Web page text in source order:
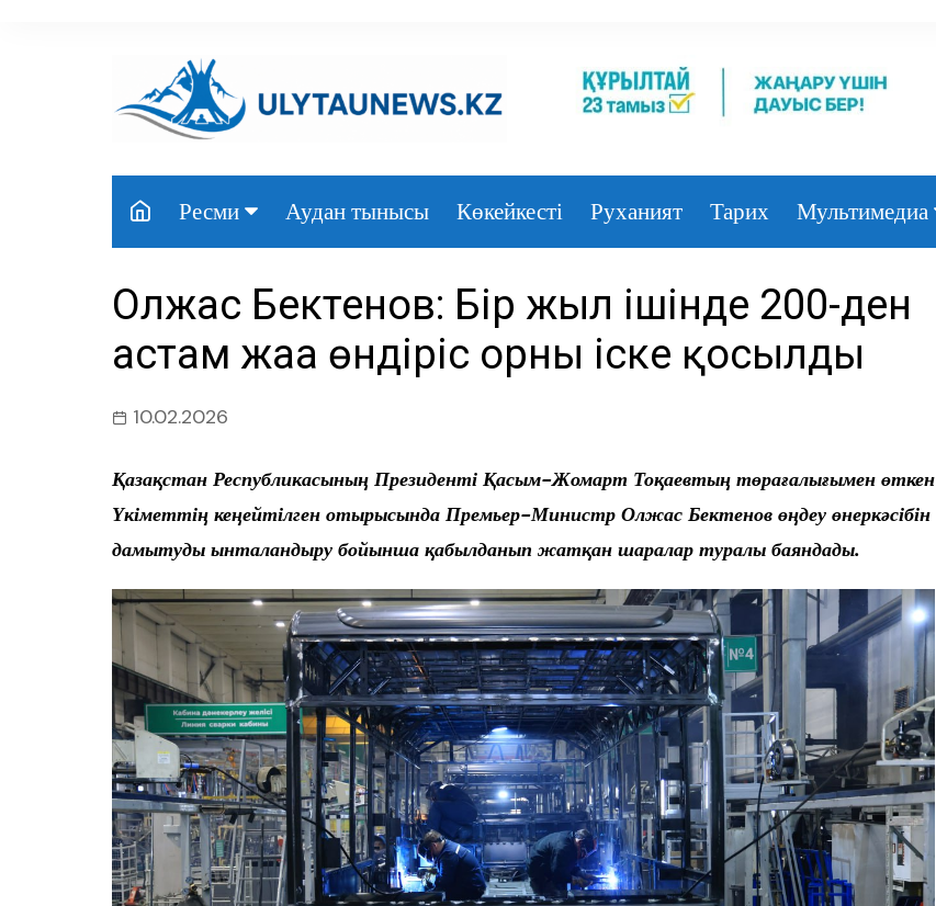
Ресми
Үкімет
Парламент
Облыс әкімдігі
Аудан тынысы Көкейкесті Руханият Тарих Мультимедиа
Видео
Олжас Бектенов: Бір жыл ішінде 200-ден
астам жаңа өндіріс орны іске қосылды
10.02.2026
Қазақстан Республикасының Президенті Қасым-Жомарт Тоқаевтың төрағалығымен өткен
Үкіметтің кеңейтілген отырысында Премьер-Министр Олжас Бектенов өңдеу өнеркәсібін
дамытуды ынталандыру бойынша қабылданып жатқан шаралар туралы баяндады.